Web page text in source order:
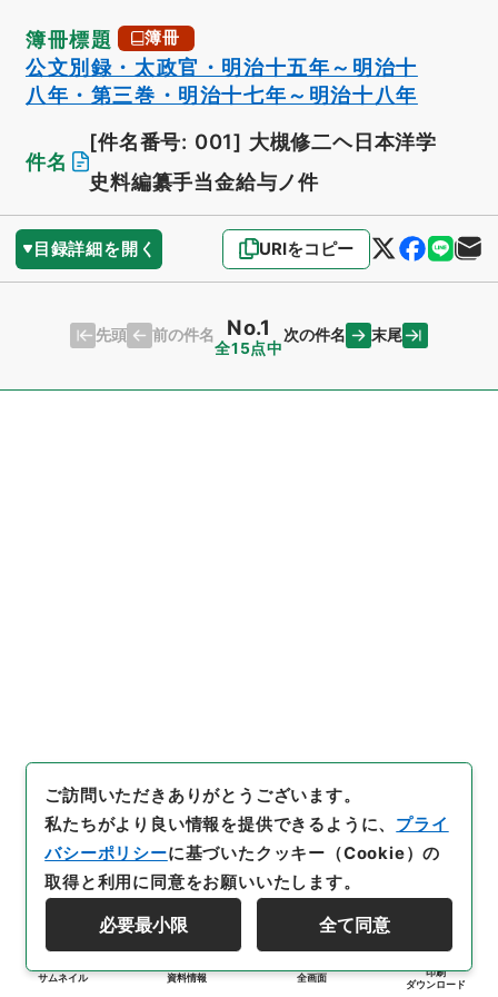
簿冊標題 簿冊
公文別録・太政官・明治十五年～明治十
八年・第三巻・明治十七年～明治十八年
件名
[件名番号: 001] 大槻修二ヘ日本洋学
史料編纂手当金給与ノ件
目録詳細を開く URIをコピー
先頭 前の件名 No.1
全15点中
次の件名 末尾
サムネイル 資料情報 全画面
印刷
ダウンロード
ご訪問いただきありがとうございます。
私たちがより良い情報を提供できるように、 プライ
バシーポリシーに基づいたクッキー（Cookie）の
取得と利用に同意をお願いいたします。
必要最小限 全て同意